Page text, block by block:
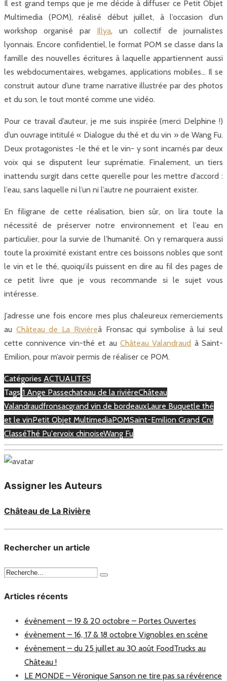
Il est grand temps que je me décide à diffuser ce Petit Objet
Multimedia (POM), réalisé début juillet, à l’occasion d’un
workshop organisé par Illya, un collectif de journalistes
lyonnais. Encore confidentiel, le format POM se classe dans la
famille des nouvelles écritures à laquelle appartiennent aussi
les webdocumentaires, webgames, applications mobiles… Il se
construit autour d’une trame narrative illustrée par des photos
et du son, le tout monté comme une vidéo.
Pour ce travail d’auteur, je me suis inspirée (merci Delphine !)
d’un ouvrage intitulé « Dialogue du thé et du vin » de Wang Fu.
Deux protagonistes -le thé et le vin- y sont incarnés par deux
voix qui se disputent leur suprématie. Finalement, un tiers
inattendu surgit dans cette querelle pour les mettre d’accord :
l’eau, sans laquelle ni l’un ni l’autre ne pourraient exister.
En filigrane de cette réalisation, bien sûr, on lira toute la
nécessité de préserver notre environnement et l’eau en
particulier, pour la survie de l’humanité. On y remarquera aussi
toute la proximité existant entre ces boissons nobles que sont
le vin et le thé, quoiqu’ils puissent en dire au fil des pages de
ce petit livre que je vous recommande si le sujet vous
intéresse.
J’adresse une fois encore mes plus chaleureux remerciements
au Château de La Rivièreà Fronsac qui symbolise à lui seul
cette connivence vin-thé et au Château Valandraud à Saint-
Emilion, pour m’avoir permis de réaliser ce POM.
Catégories ACTUALITES
Tags 1 Ange Passechateau de la rivièreChâteau
Valandraudfronsacgrand vin de bordeauxLaure Buquetle thé
et le vinPetit Objet MultimediaPOMSaint-Emilion Grand Cru
ClasséThé Pu'ervoix chinoiseWang Fu
Assigner les Auteurs
Château de La Rivière
Rechercher un article
Articles récents
évènement – 19 & 20 octobre – Portes Ouvertes
évènement – 16, 17 & 18 octobre Vignobles en scène
évènement – du 25 juillet au 30 août FoodTrucks au
Château !
LE MONDE – Véronique Sanson ne tire pas sa révérence